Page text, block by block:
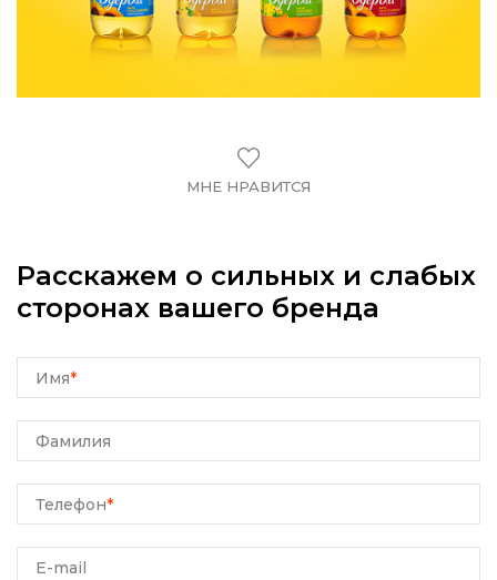
МНЕ НРАВИТСЯ
Расскажем о сильных и слабых
сторонах вашего бренда
Имя*
Фамилия
Телефон*
E-mail